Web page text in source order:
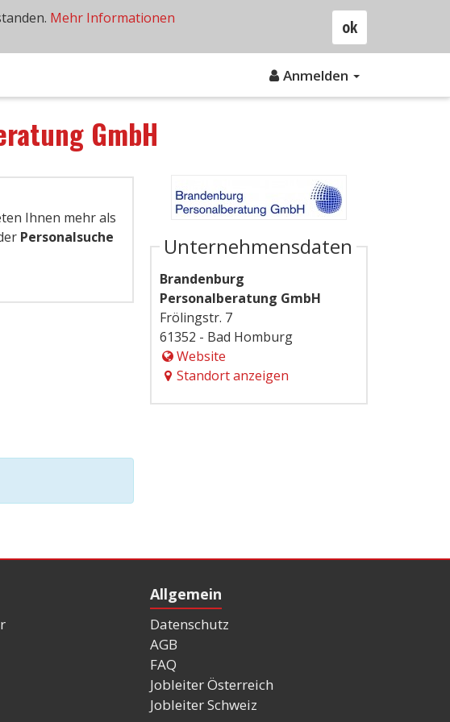
Anmelden
GmbH
Ihnen mehr als
Personalsuche
Unternehmensdaten
Brandenburg
Personalberatung GmbH
Frölingstr. 7
61352 - Bad Homburg
Website
Standort anzeigen
Allgemein
Datenschutz
AGB
FAQ
Jobleiter Österreich
Jobleiter Schweiz
ok
Mehr Informationen